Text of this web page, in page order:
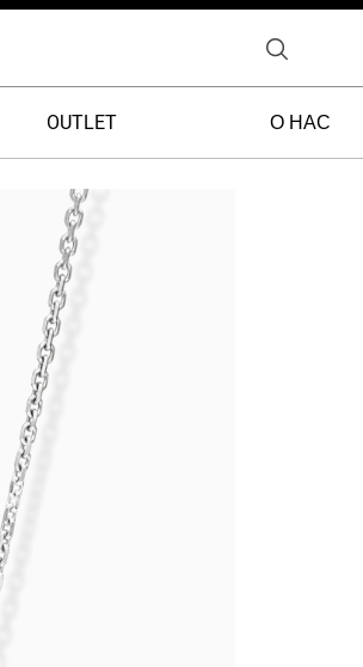
OUTLET О НАС